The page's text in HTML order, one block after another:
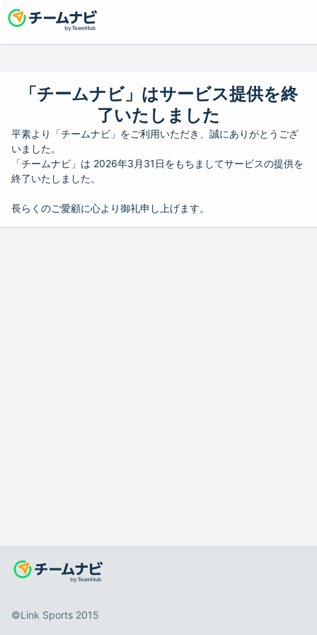
「チームナビ」はサービス提供を終
了いたしました
平素より「チームナビ」をご利用いただき、誠にありがとうござ
いました。
「チームナビ」は 2026年3月31日をもちましてサービスの提供を
終了いたしました。
長らくのご愛顧に心より御礼申し上げます。
©️Link Sports 2015